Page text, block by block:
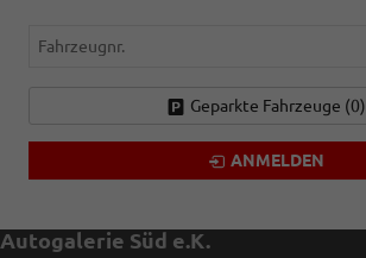
Fahrzeugnr.
Geparkte Fahrzeuge (0)
ANMELDEN
Autogalerie Süd e.K.